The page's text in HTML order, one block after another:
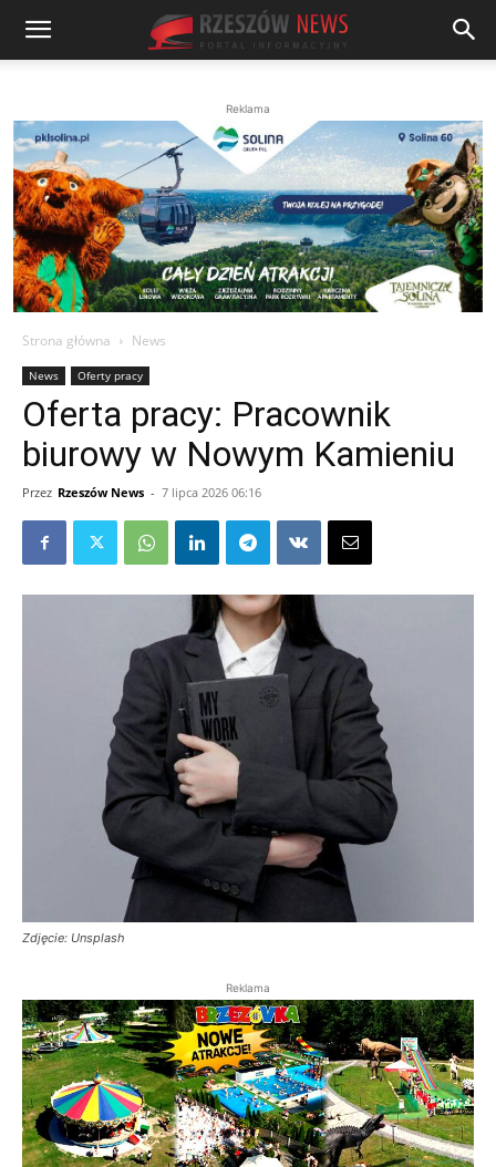
Reklama
Strona główna News
News Oferty pracy
Oferta pracy: Pracownik
biurowy w Nowym Kamieniu
Przez Rzeszów News - 7 lipca 2026 06:16
Zdjęcie: Unsplash
Reklama